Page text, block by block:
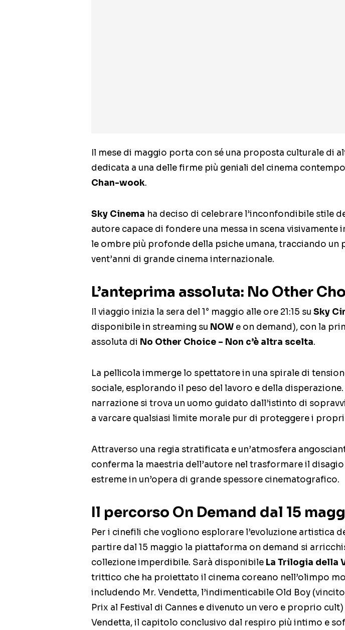
Il mese di maggio porta con sé una proposta culturale di
dedicata a una delle firme più geniali del cinema
Chan-wook.
Sky Cinema ha deciso di celebrare l’inconfondibile stile
autore capace di fondere una messa in scena visivamente
le ombre più profonde della psiche umana, tracciando un
vent’anni di grande cinema internazionale.
L’anteprima assoluta: No Other
Il viaggio inizia la sera del 1° maggio alle ore 21:15 su Sky
disponibile in streaming su NOW e on demand), con la
assoluta di No Other Choice – Non c’è altra scelta.
La pellicola immerge lo spettatore in una spirale di
sociale, esplorando il peso del lavoro e della
narrazione si trova un uomo guidato dall’istinto di
a varcare qualsiasi limite morale pur di proteggere i
Attraverso una regia stratificata e un’atmosfera
conferma la maestria dell’autore nel trasformare il disagio
estreme in un’opera di grande spessore cinematografico.
Il percorso On Demand dal 15
Per i cinefili che vogliono esplorare l’evoluzione artistica
partire dal 15 maggio la piattaforma on demand si
collezione imperdibile. Sarà disponibile La Trilogia della
trittico che ha proiettato il cinema coreano nell’olimpo
includendo Mr. Vendetta, l’indimenticabile Old Boy
Prix al Festival di Cannes e divenuto un vero e proprio cult)
Vendetta, il capitolo conclusivo dal respiro più intimo e